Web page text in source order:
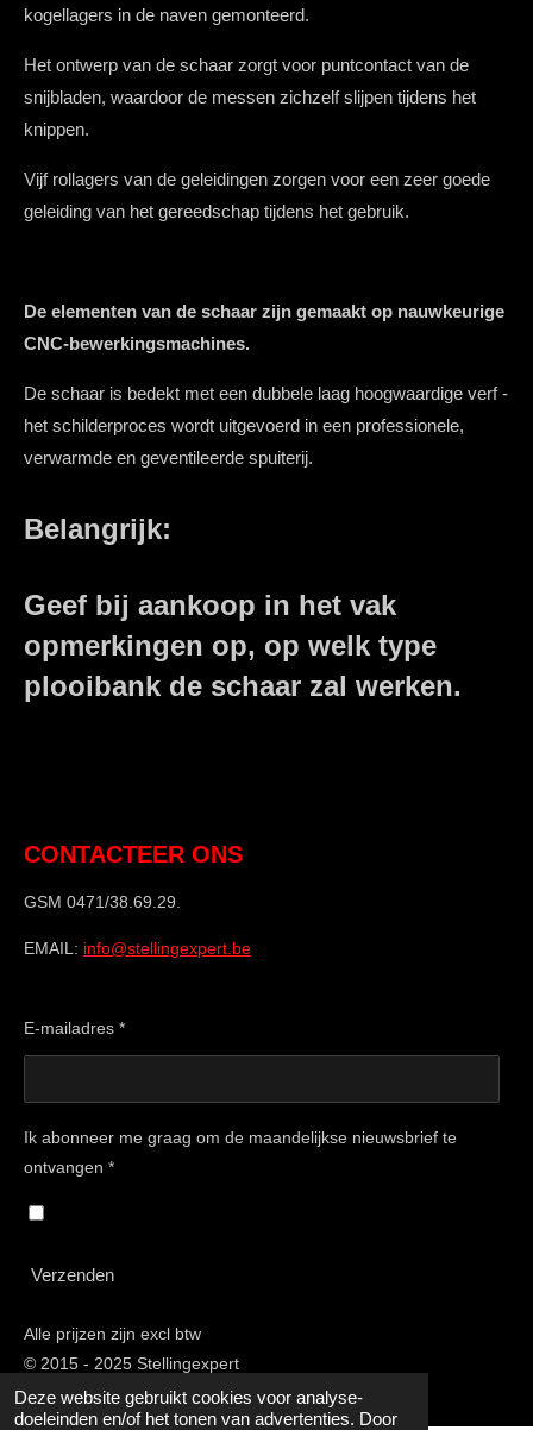
Deze website gebruikt cookies voor analyse-
doeleinden en/of het tonen van advertenties. Door
kogellagers in de naven gemonteerd.
Het ontwerp van de schaar zorgt voor puntcontact van de
snijbladen, waardoor de messen zichzelf slijpen tijdens het
knippen.
Vijf rollagers van de geleidingen zorgen voor een zeer goede
geleiding van het gereedschap tijdens het gebruik.
De elementen van de schaar zijn gemaakt op nauwkeurige
CNC-bewerkingsmachines.
De schaar is bedekt met een dubbele laag hoogwaardige verf -
het schilderproces wordt uitgevoerd in een professionele,
verwarmde en geventileerde spuiterij.
Belangrijk:
Geef bij aankoop in het vak
opmerkingen op, op welk type
plooibank de schaar zal werken.
CONTACTEER ONS
GSM 0471/38.69.29.
EMAIL: info@stellingexpert.be
E-mailadres *
Ik abonneer me graag om de maandelijkse nieuwsbrief te
ontvangen *
Verzenden
Alle prijzen zijn excl btw
© 2015 - 2025 Stellingexpert